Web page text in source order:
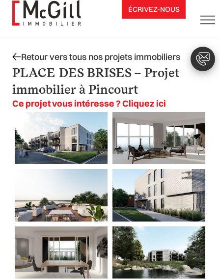
Aller
ÉCRIVEZ-NOUS
Retour vers tous nos projets immobiliers
PLACE DES BRISES – Projet
immobilier à Pincourt
Ce projet vous intéresse ? Cliquez ici